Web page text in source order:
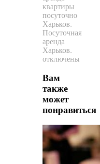
квартиры
посуточно
Харьков.
Посуточная
аренда
Харьков.
отключены
Вам
также
может
понравиться